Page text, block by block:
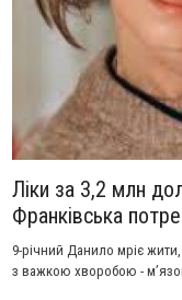
Ліки за 3,2 млн
Франківська
9-річний Данило мріє жити,
з важкою хворобою -